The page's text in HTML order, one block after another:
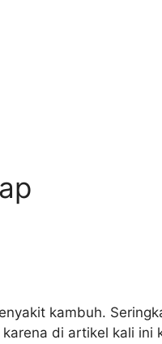
kambuh.
di artikel kali ini